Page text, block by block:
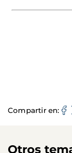
Compartir en
Otros